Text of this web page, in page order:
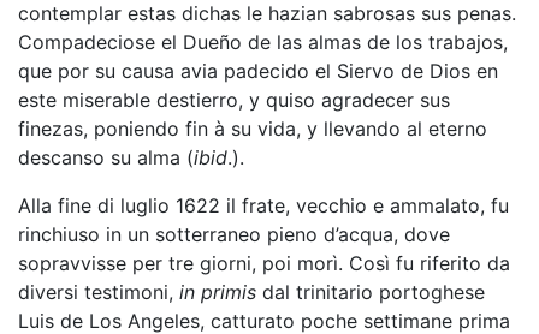
contemplar estas dichas le hazian sabrosas sus penas.
Compadeciose el Dueño de las almas de los trabajos,
que por su causa avia padecido el Siervo de Dios en
este miserable destierro, y quiso agradecer sus
finezas, poniendo fin à su vida, y llevando al eterno
descanso su alma (ibid.).
Alla fine di luglio 1622 il frate, vecchio e ammalato, fu
rinchiuso in un sotterraneo pieno d’acqua, dove
sopravvisse per tre giorni, poi morì. Così fu riferito da
diversi testimoni, in primis dal trinitario portoghese
Luis de Los Angeles, catturato poche settimane prima